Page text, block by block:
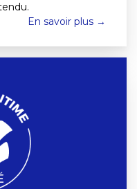
En savoir plus →